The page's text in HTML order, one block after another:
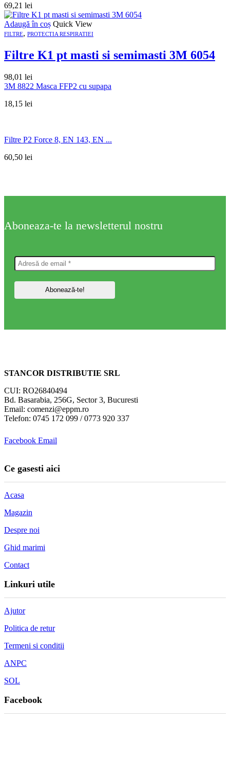
69,21 lei
Adaugă în coș Quick View
FILTRE, PROTECTIA RESPIRATIEI
Filtre K1 pt masti si semimasti 3M 6054
98,01 lei
3M 8822 Masca FFP2 cu supapa
18,15 lei
Filtre P2 Force 8, EN 143, EN ...
60,50 lei
Aboneaza-te la newsletterul nostru
STANCOR DISTRIBUTIE SRL
CUI: RO26840494
Bd. Basarabia, 256G, Sector 3, Bucuresti
Email: comenzi@eppm.ro
Telefon: 0745 172 099 / 0773 920 337
Facebook Email
Ce gasesti aici
Acasa
Magazin
Despre noi
Ghid marimi
Contact
Linkuri utile
Ajutor
Politica de retur
Termeni si conditii
ANPC
SOL
Facebook